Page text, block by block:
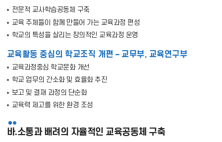
전문적 교사학습공동체 구축
교육 주체들이 함께 만들어 가는 교육과정 편성
학교의 특성을 살리는 창의적인 교육과정 운영
교육활동 중심의 학교조직 개편 – 교무부, 교육연구부
교육과정중심 학교문화 개선
학교 업무의 간소화 및 효율화 추진
보고 및 결재 과정의 단순화
교육력 제고를 위한 환경 조성
바.소통과 배려의 자율적인 교육공동체 구축